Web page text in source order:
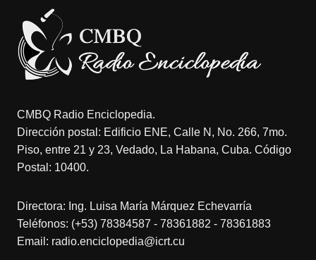
CMBQ Radio Enciclopedia.
Dirección postal: Edificio ENE, Calle N, No. 266, 7mo.
Piso, entre 21 y 23, Vedado, La Habana, Cuba. Código
Postal: 10400.
Directora: Ing. Luisa María Márquez Echevarría
Teléfonos: (+53) 78384587 - 78361882 - 78361883
Email: radio.enciclopedia@icrt.cu